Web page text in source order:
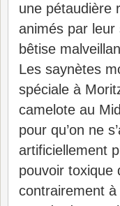
une pétaudière
animés par leur
bêtise
Les saynètes
spéciale à
camelote au
pour qu’on ne
artificiellement
pouvoir toxique
contrairement à